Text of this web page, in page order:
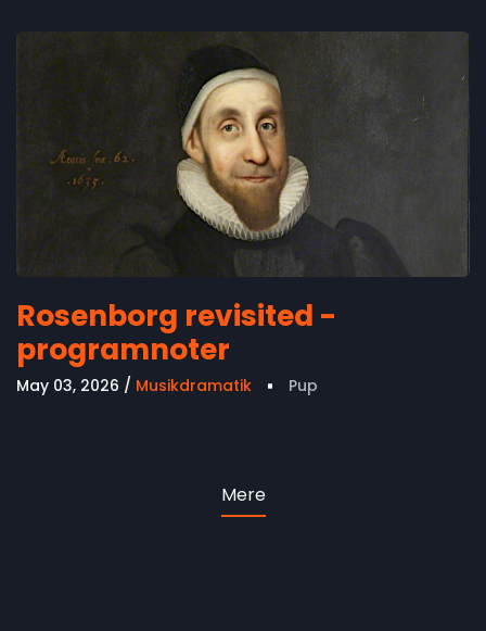
Rosenborg revisited -
programnoter
May 03, 2026 Musikdramatik Pup
Mere